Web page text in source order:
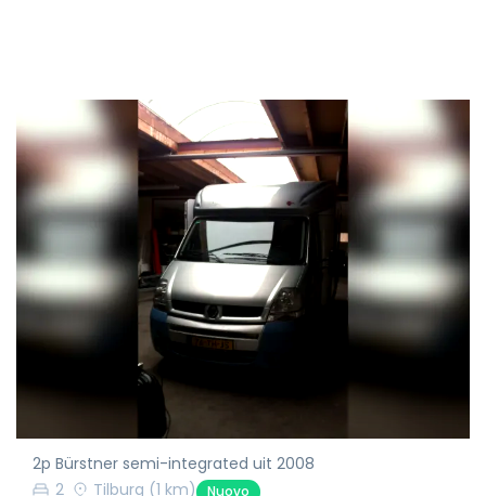
2p Bürstner semi-integrated uit 2008
2
Tilburg (1 km) Nuovo